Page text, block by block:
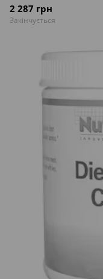
2 287 грн
Закінчується